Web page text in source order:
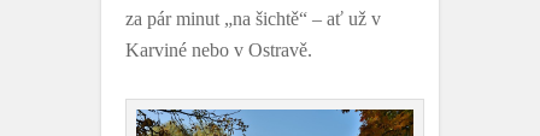
za pár minut „na šichtě“ – ať už v
Karviné nebo v Ostravě.